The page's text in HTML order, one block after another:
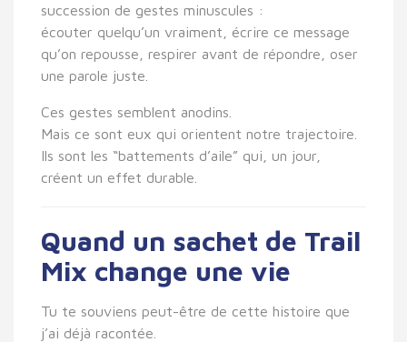
succession de gestes minuscules :
écouter quelqu’un vraiment, écrire ce message
qu’on repousse, respirer avant de répondre, oser
une parole juste.
Ces gestes semblent anodins.
Mais ce sont eux qui orientent notre trajectoire.
Ils sont les “battements d’aile” qui, un jour,
créent un effet durable.
Quand un sachet de Trail
Mix change une vie
Tu te souviens peut-être de cette histoire que
j’ai déjà racontée.